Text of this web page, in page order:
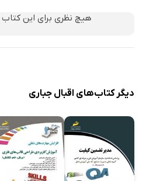
هیچ نظری برای این
دیگر کتاب‌های اقبال جباری